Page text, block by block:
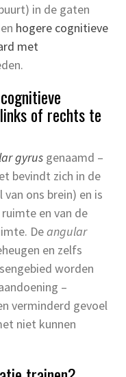
in de gaten
hogere cognitieve
met
of rechts te
gyrus genaamd –
bevindt zich in de
ons brein) en is
en van de
Deangular
en zelfs
worden
–
verminderd gevoel
niet kunnen